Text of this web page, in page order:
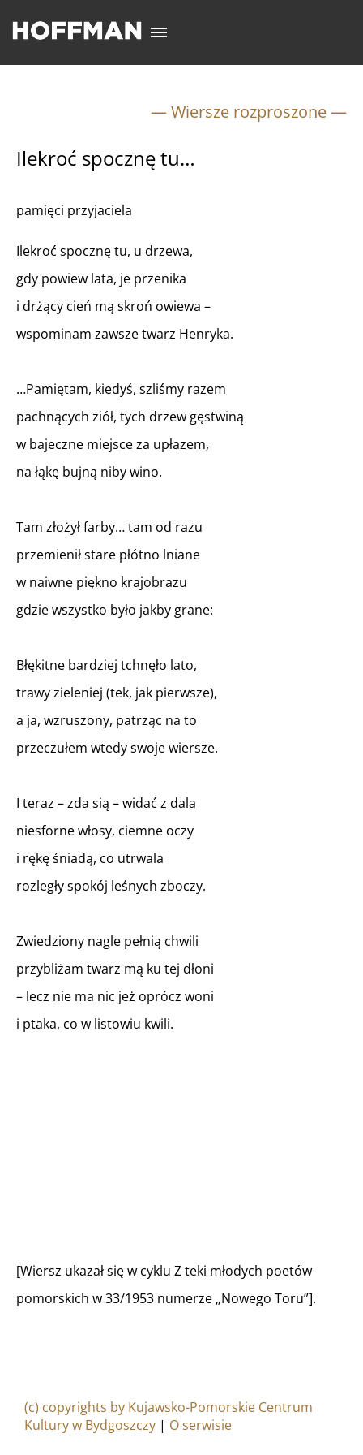
— Wiersze rozproszone —
Ilekroć spocznę tu…
pamięci przyjaciela
Ilekroć spocznę tu, u drzewa,
gdy powiew lata, je przenika
i drżący cień mą skroń owiewa –
wspominam zawsze twarz Henryka.
…Pamiętam, kiedyś, szliśmy razem
pachnących ziół, tych drzew gęstwiną
w bajeczne miejsce za upłazem,
na łąkę bujną niby wino.
Tam złożył farby… tam od razu
przemienił stare płótno lniane
w naiwne piękno krajobrazu
gdzie wszystko było jakby grane:
Błękitne bardziej tchnęło lato,
trawy zieleniej (tek, jak pierwsze),
a ja, wzruszony, patrząc na to
przeczułem wtedy swoje wiersze.
I teraz – zda sią – widać z dala
niesforne włosy, ciemne oczy
i rękę śniadą, co utrwala
rozległy spokój leśnych zboczy.
Zwiedziony nagle pełnią chwili
przybliżam twarz mą ku tej dłoni
– lecz nie ma nic jeż oprócz woni
i ptaka, co w listowiu kwili.
[Wiersz ukazał się w cyklu Z teki młodych poetów
pomorskich w 33/1953 numerze „Nowego Toru”].
(c) copyrights by Kujawsko-Pomorskie Centrum
Kultury w Bydgoszczy | O serwisie